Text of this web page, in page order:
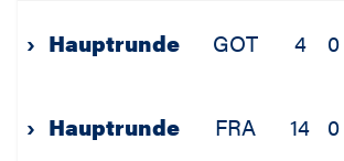
› Hauptrunde GOT 4 0
› Hauptrunde FRA 14 0